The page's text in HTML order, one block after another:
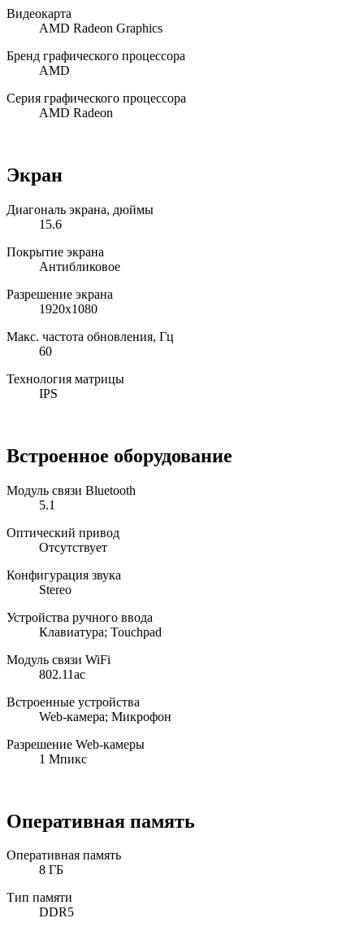
Видеокарта
AMD Radeon Graphics
Бренд графического процессора
AMD
Серия графического процессора
AMD Radeon
Экран
Диагональ экрана, дюймы
15.6
Покрытие экрана
Антибликовое
Разрешение экрана
1920x1080
Макс. частота обновления, Гц
60
Технология матрицы
IPS
Встроенное оборудование
Модуль связи Bluetooth
5.1
Оптический привод
Отсутствует
Конфигурация звука
Stereo
Устройства ручного ввода
Клавиатура; Touchpad
Модуль связи WiFi
802.11ac
Встроенные устройства
Web-камера; Микрофон
Разрешение Web-камеры
1 Мпикс
Оперативная память
Оперативная память
8 ГБ
Тип памяти
DDR5